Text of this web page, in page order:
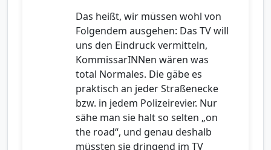
Das heißt, wir müssen wohl von
Folgendem ausgehen: Das TV will
uns den Eindruck vermitteln,
KommissarINNen wären was
total Normales. Die gäbe es
praktisch an jeder Straßenecke
bzw. in jedem Polizeirevier. Nur
sähe man sie halt so selten „on
the road“, und genau deshalb
müssten sie dringend im TV